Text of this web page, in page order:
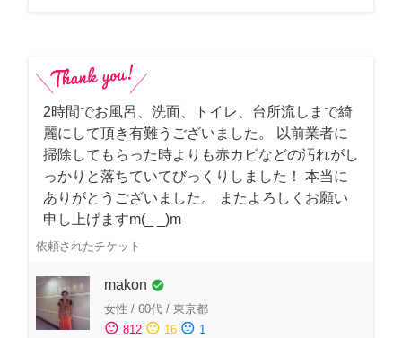
2時間でお風呂、洗面、トイレ、台所流しまで綺
麗にして頂き有難うございました。 以前業者に
掃除してもらった時よりも赤カビなどの汚れがし
っかりと落ちていてびっくりしました！ 本当に
ありがとうございました。 またよろしくお願い
申し上げますm(_ _)m
依頼されたチケット
makon check_circle
女性 / 60代 / 東京都
sentiment_satisfied 812 sentiment_neutral 16 sentiment_dissatisfied 1